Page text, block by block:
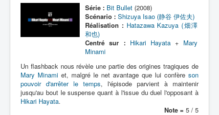
Toku-Critiques
Séries
Films
Dessins
Artiste Asperger
Lexique
Série : Bit Bullet (2008)
Scénario : Shizuya Isao (静谷 伊佐夫)
Réalisation : Hatazawa Kazuya (畑澤
和也)
Centré sur : Hikari Hayata + Mary
Minami
Un flashback nous révèle une partie des origines tragiques de
Mary Minami et, malgré le net avantage que lui confère son
pouvoir d'arrêter le temps, l'épisode parvient à maintenir
jusqu'au bout le suspense quant à l'issue du duel l'opposant à
Hikari Hayata.
Note = 5 / 5